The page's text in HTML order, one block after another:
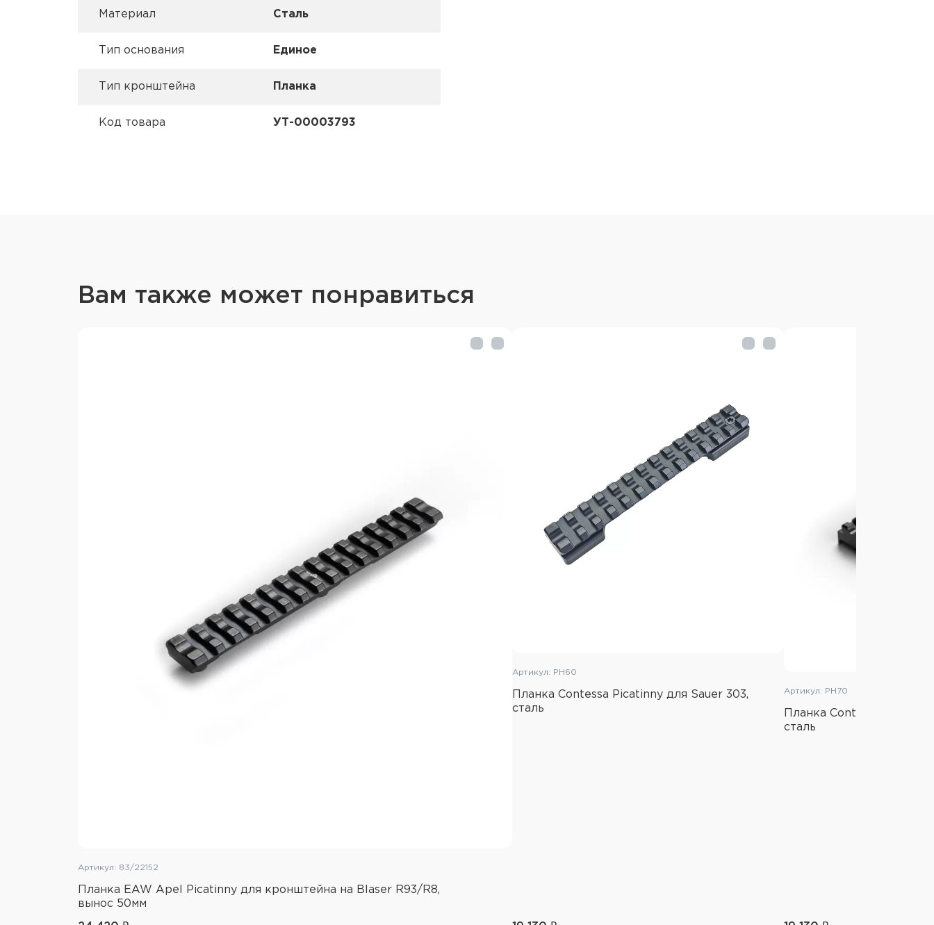
Материал Сталь
Тип основания Единое
Тип кронштейна Планка
Код товара УТ-00003793
Вам также может понравиться
Артикул: 83/22152
Планка EAW Apel Picatinny для кронштейна на Blaser R93/R8,
вынос 50мм
Артикул: PH60
Планка Contessa Picatinny для Sauer 303,
сталь
Артикул: PH70
Планка Contessa
сталь